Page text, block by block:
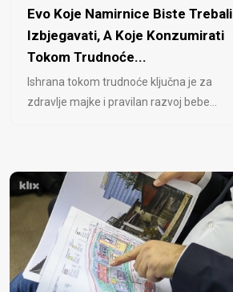
Evo Koje Namirnice Biste Trebali
Izbjegavati, A Koje Konzumirati
Tokom Trudnoće...
Ishrana tokom trudnoće ključna je za
zdravlje majke i pravilan razvoj bebe...